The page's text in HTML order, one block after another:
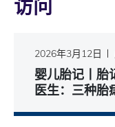
访问
2026年3月12日
婴儿胎记丨胎
医生：三种胎